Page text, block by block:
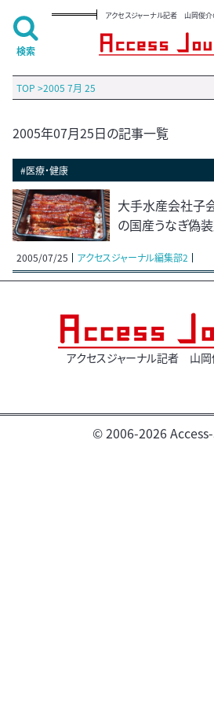
アクセスジャーナル記者 山岡俊介
TOP >2005 7月 25
2005年07月25日の記事一覧
#医療・健康
大手水産会社子
の国産うなぎ偽
2005/07/25 アクセスジャーナル編集部2
アクセスジャーナル記者 山岡
© 2006-2026
検索